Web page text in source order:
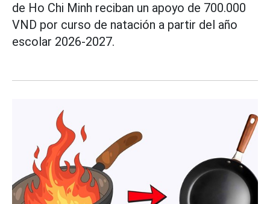
de Ho Chi Minh reciban un apoyo de 700.000
VND por curso de natación a partir del año
escolar 2026-2027.